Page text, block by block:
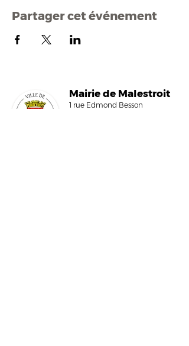
Partager cet événement
Mairie de Malestroit
1 rue Edmond Besson